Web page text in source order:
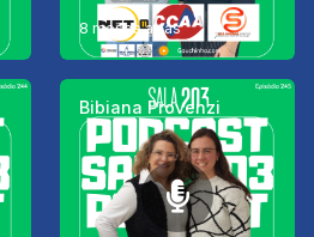
8 meses atrás
Bibiana Provenzi